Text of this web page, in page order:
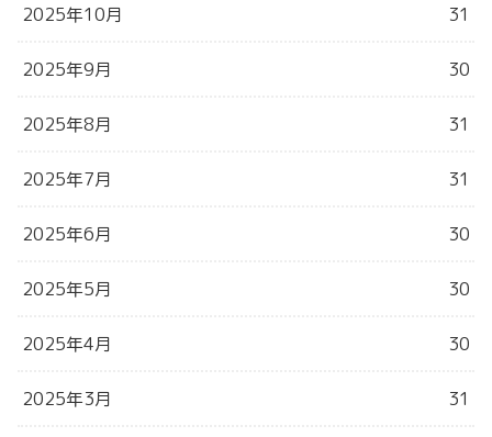
2025年10月 31
2025年9月 30
2025年8月 31
2025年7月 31
2025年6月 30
2025年5月 30
2025年4月 30
2025年3月 31